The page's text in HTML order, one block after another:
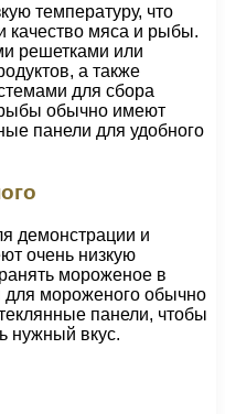
температуру, что
качество мяса и рыбы.
решетками или
а также
для сбора
обычно имеют
панели для удобного
демонстрации и
очень низкую
мороженое в
для мороженого обычно
панели, чтобы
нужный вкус.